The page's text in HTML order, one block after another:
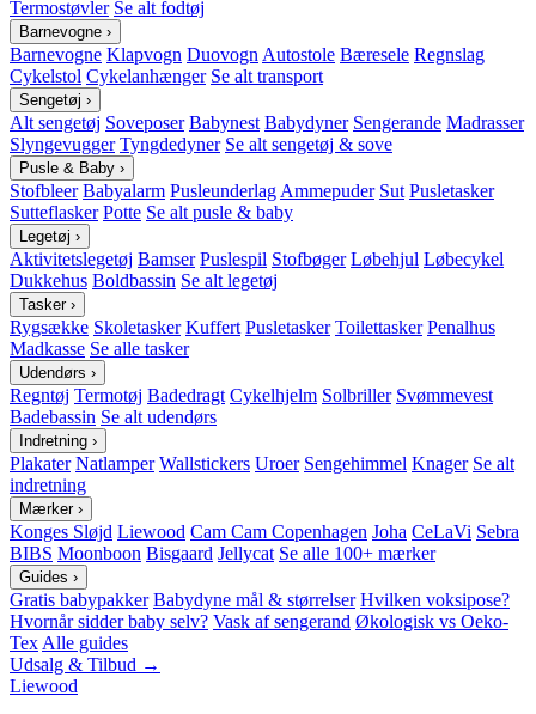
Termostøvler Se alt fodtøj
Barnevogne ›
Barnevogne Klapvogn Duovogn Autostole Bæresele Regnslag
Cykelstol Cykelanhænger Se alt transport
Sengetøj ›
Alt sengetøj Soveposer Babynest Babydyner Sengerande Madrasser
Slyngevugger Tyngdedyner Se alt sengetøj & sove
Pusle & Baby ›
Stofbleer Babyalarm Pusleunderlag Ammepuder Sut Pusletasker
Sutteflasker Potte Se alt pusle & baby
Legetøj ›
Aktivitetslegetøj Bamser Puslespil Stofbøger Løbehjul Løbecykel
Dukkehus Boldbassin Se alt legetøj
Tasker ›
Rygsække Skoletasker Kuffert Pusletasker Toilettasker Penalhus
Madkasse Se alle tasker
Udendørs ›
Regntøj Termotøj Badedragt Cykelhjelm Solbriller Svømmevest
Badebassin Se alt udendørs
Indretning ›
Plakater Natlamper Wallstickers Uroer Sengehimmel Knager Se alt
indretning
Mærker ›
Konges Sløjd Liewood Cam Cam Copenhagen Joha CeLaVi Sebra
BIBS Moonboon Bisgaard Jellycat Se alle 100+ mærker
Guides ›
Gratis babypakker Babydyne mål & størrelser Hvilken voksipose?
Hvornår sidder baby selv? Vask af sengerand Økologisk vs Oeko-
Tex Alle guides
Udsalg & Tilbud →
Liewood